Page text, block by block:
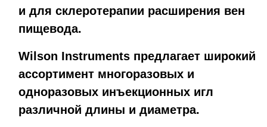
и для склеротерапии расширения вен
пищевода.
Wilson Instruments предлагает широкий
ассортимент многоразовых и
одноразовых инъекционных игл
различной длины и диаметра.